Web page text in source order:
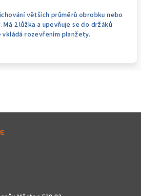
větších průměrů obrobku nebo
2 lůžka a upevňuje se do držáků
rozevřením planžety.